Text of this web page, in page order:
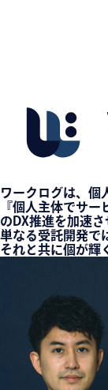
ワークログは、個
『個人主体でサ
のDX推進を加速さ
単なる受託開発で
それと共に個が輝